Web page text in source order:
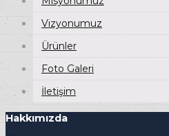
Vizyonumuz
Ürünler
Foto Galeri
İletişim
Hakkımızda